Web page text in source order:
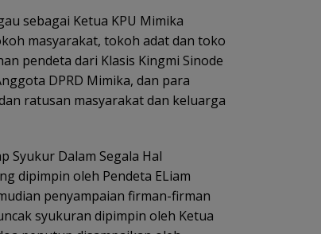
sebagai Ketua KPU Mimika
masyarakat, tokoh adat dan toko
pendeta dari Klasis Kingmi Sinode
DPRD Mimika, dan para
ratusan masyarakat dan keluarga
Syukur Dalam Segala Hal
dipimpin oleh Pendeta ELiam
penyampaian firman-firman
syukuran dipimpin oleh Ketua